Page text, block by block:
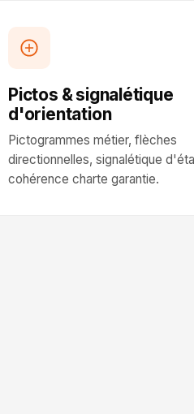
Pictos & signalétique
d'orientation
Pictogrammes métier, flèches
directionnelles, signalétique
cohérence charte garantie.